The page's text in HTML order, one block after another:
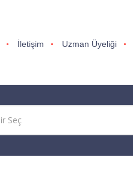
İletişim Uzman Üyeliği